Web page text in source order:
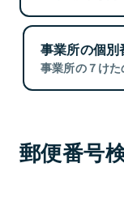
事業所の個別
事業所の７けた
郵便番号